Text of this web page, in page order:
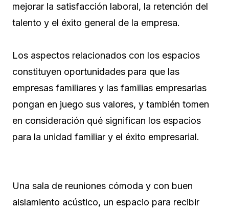
mejorar la satisfacción laboral, la retención del
talento y el éxito general de la empresa.
Los aspectos relacionados con los espacios
constituyen oportunidades para que las
empresas familiares y las familias empresarias
pongan en juego sus valores, y también tomen
en consideración qué significan los espacios
para la unidad familiar y el éxito empresarial.
Una sala de reuniones cómoda y con buen
aislamiento acústico, un espacio para recibir